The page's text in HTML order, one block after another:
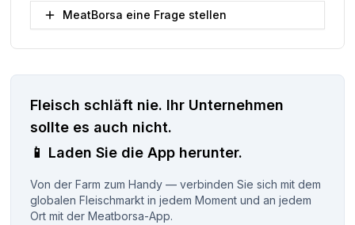
MeatBorsa eine Frage stellen
Fleisch schläft nie. Ihr Unternehmen
sollte es auch nicht.
📱 Laden Sie die App herunter.
Von der Farm zum Handy — verbinden Sie sich mit dem
globalen Fleischmarkt in jedem Moment und an jedem
Ort mit der Meatborsa-App.